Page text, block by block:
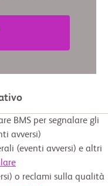
BMS per segnalare gli
avversi)
(eventi avversi) e altri
o reclami sulla qualità